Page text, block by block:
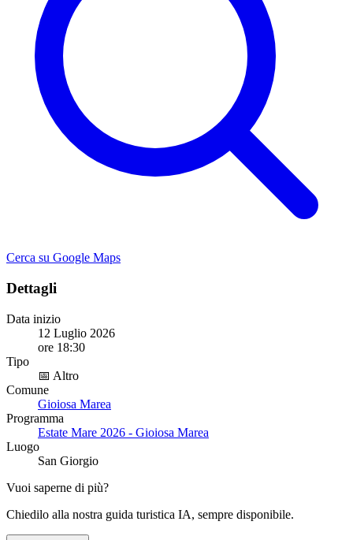
Cerca su Google Maps
Dettagli
Data inizio
12 Luglio 2026
ore 18:30
Tipo
📅 Altro
Comune
Gioiosa Marea
Programma
Estate Mare 2026 - Gioiosa Marea
Luogo
San Giorgio
Vuoi saperne di più?
Chiedilo alla nostra guida turistica IA, sempre disponibile.